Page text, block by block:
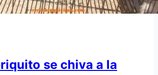
se chiva a la